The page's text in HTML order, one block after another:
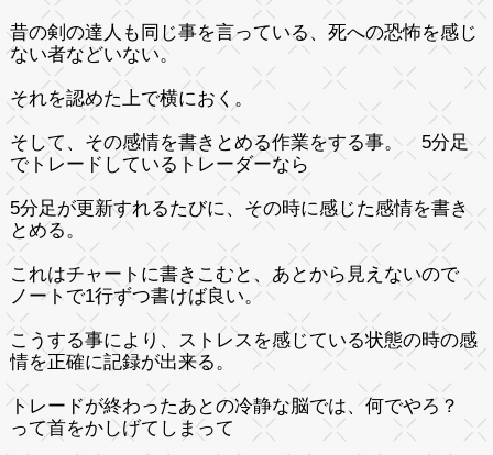
昔の剣の達人も同じ事を言っている、死への恐怖を感じ
ない者などいない。
それを認めた上で横におく。
そして、その感情を書きとめる作業をする事。 5分足
でトレードしているトレーダーなら
5分足が更新すれるたびに、その時に感じた感情を書き
とめる。
これはチャートに書きこむと、あとから見えないので
ノートで1行ずつ書けば良い。
こうする事により、ストレスを感じている状態の時の感
情を正確に記録が出来る。
トレードが終わったあとの冷静な脳では、何でやろ？
って首をかしげてしまって